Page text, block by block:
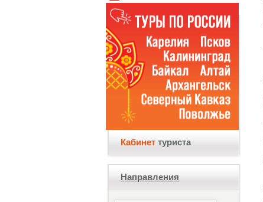
Кабинет туриста
Направления